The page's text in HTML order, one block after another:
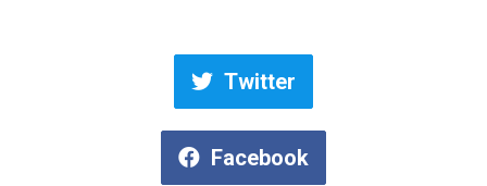
Twitter
Facebook